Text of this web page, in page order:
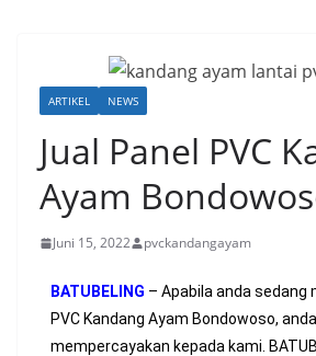
ARTIKEL NEWS
Jual Panel PVC
Ayam
Juni 15, 2022 pvckandangayam
BATUBELING – Apabila anda sedang
PVC Kandang Ayam Bondowoso,
mempercayakan kepada kami.